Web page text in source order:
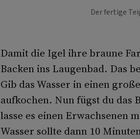
Der fertige
Damit die Igel ihre braune
Backen ins Laugenbad. Das
Gib das Wasser in einen
aufkochen. Nun fügst du das
lasse es einen Erwachsenen
Wasser sollte dann 10